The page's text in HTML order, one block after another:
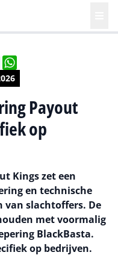
LinkedIn
Payout
op
Kings zet een
en technische
slachtoffers. De
met voormalig
BlackBasta.
op bedrijven.